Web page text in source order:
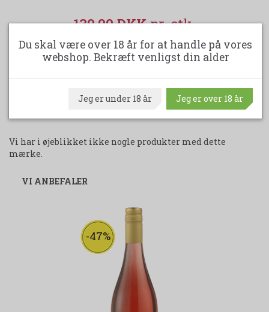
139,00 DKK
149,00 DKK
(spar 10,00 DKK)
Vi har i øjeblikket ikke nogle produkter med dette
mærke.
VI ANBEFALER
-47%
Du skal være over 18 år for at handle på vores
webshop. Bekræft venligst din alder
Jeg er under 18 år Jeg er over 18 år